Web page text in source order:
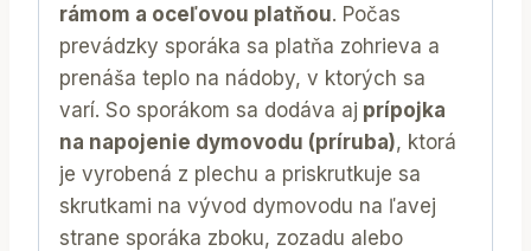
rámom a oceľovou platňou. Počas
prevádzky sporáka sa platňa zohrieva a
prenáša teplo na nádoby, v ktorých sa
varí. So sporákom sa dodáva aj prípojka
na napojenie dymovodu (príruba), ktorá
je vyrobená z plechu a priskrutkuje sa
skrutkami na vývod dymovodu na ľavej
strane sporáka zboku, zozadu alebo